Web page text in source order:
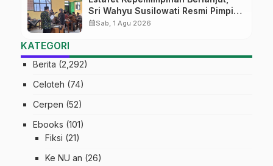
Sri Wahyu Susilowati Resmi Pimpin
MTs Ma’arif Sapuran
calendar_monthSab, 1 Agu 2026
KATEGORI
Berita (2,292)
Celoteh (74)
Cerpen (52)
Ebooks (101)
Fiksi (21)
Ke NU an (26)